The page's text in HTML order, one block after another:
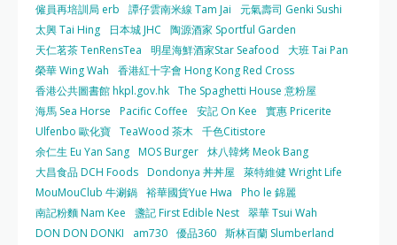
僱員再培訓局 erb
譚仔雲南米線 Tam Jai
元氣壽司 Genki Sushi
太興 Tai Hing
日本城 JHC
陶源酒家 Sportful Garden
天仁茗茶 TenRensTea
明星海鮮酒家Star Seafood
大班 Tai Pan
榮華 Wing Wah
香港紅十字會 Hong Kong Red Cross
香港公共圖書館 hkpl.gov.hk The Spaghetti House 意粉屋
海馬 Sea Horse
Pacific Coffee 安記 On Kee
實惠 Pricerite
Ulfenbo 歐化寶 TeaWood 茶木 千色Citistore
余仁生 Eu Yan Sang MOS Burger 炑八韓烤 Meok Bang
大昌食品 DCH Foods Dondonya 丼丼屋
萊特維健 Wright Life
MouMouClub 牛涮鍋 裕華國貨Yue Hwa
Pho le 錦麗
南記粉麵 Nam Kee
盞記 First Edible Nest 翠華 Tsui Wah
DON DON DONKI
am730 優品360 斯林百蘭 Slumberland